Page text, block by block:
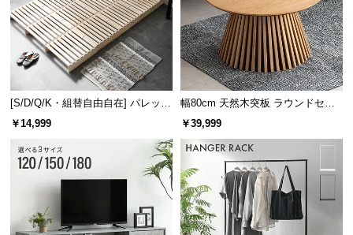
[S/D/Q/K・組替自由自在] パレット
ベッド 8/12/16枚セット
￥14,999
幅80cm 天然木突板 ラウンドセン
ターテーブル 美しい格子デザイン
￥39,999